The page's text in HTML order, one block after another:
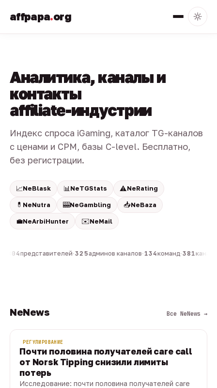
affpapa.org
Аналитика, каналы и
контакты
affiliate-индустрии
Индекс спроса iGaming, каталог TG-каналов
с ценами и CPM, базы C-level. Бесплатно,
без регистрации.
📈NeBlask 📊 NeTGStats ⚠️NeRating
💊 NeNutra 🎰NeGambling 📥NeBaza
💼NeArbiHunter ✉️NeMail
804представителей·325админов каналов·134команд·381
NeNews Все NeNews →
РЕГУЛИРОВАНИЕ
Почти половина получателей care call
от Norsk Tipping снизили лимиты
потерь
Исследование: почти половина получателей care